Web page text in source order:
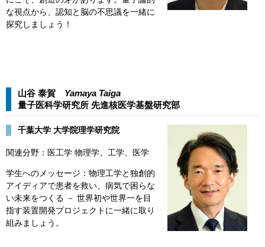
な視点から、認知と脳の不思議を一緒に
探究しましょう！
山谷 泰賀 Yamaya Taiga​​
量子医科学研究所 先進核医学基盤研究部​
​​千葉大学 大学院理学研究院
関連分野：医工学 物理学、工学、医学
学生へのメッセージ：物理工学と独創的
アイディアで患者を救い、病気で困らな
い未来をつくる － 世界初や世界一を目
指す装置開発プロジェクトに一緒に取り
組みましょう。